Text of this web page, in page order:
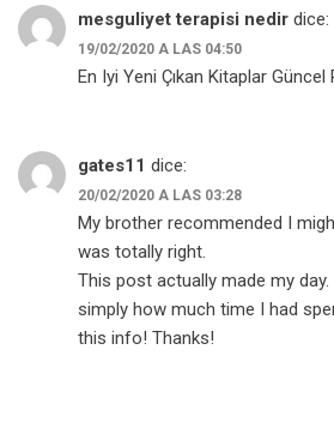
mesguliyet terapisi nedir dice:
19/02/2020 A LAS 04:50
En Iyi Yeni Çıkan Kitaplar
gates11 dice:
20/02/2020 A LAS 03:28
My brother recommended I
was totally right.
This post actually made my day.
simply how much time I had
this info! Thanks!